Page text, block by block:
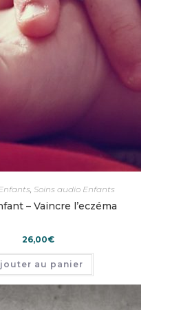
Soins audio Enfants
– Vaincre l’eczéma
26,00€
au panier